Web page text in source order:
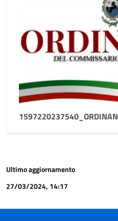
Ultimo aggiornamento
27/03/2024, 14:17